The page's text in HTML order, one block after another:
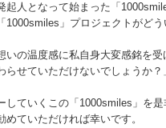
起人となって始まった「
1000smiles」プロジェクトがど
いの温度感に私自身大変感銘を受
らせていただけないでしょうか
していくこの「1000smiles」を
ていただければ幸いです。